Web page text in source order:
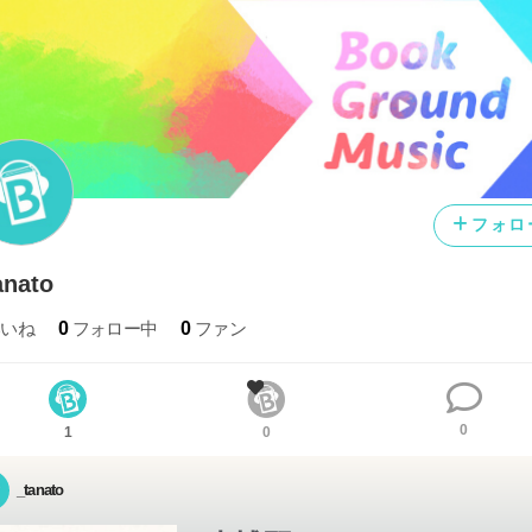
フォロ
ね 0 フォロー中 0 ファン
1 0 0
_tanato